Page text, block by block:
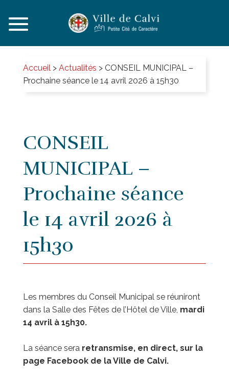
Accueil> Actualités > CONSEIL MUNICIPAL –
Prochaine séance le 14 avril 2026 à 15h30
CONSEIL
MUNICIPAL –
Prochaine séance
le 14 avril 2026 à
15h30
Les membres du Conseil Municipal se réuniront
dans la Salle des Fêtes de l’Hôtel de Ville, mardi
14 avril à 15h30.
La séance sera retransmise, en direct, sur la
page Facebook de la Ville de Calvi.